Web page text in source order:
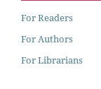
For Readers
For Authors
For Librarians